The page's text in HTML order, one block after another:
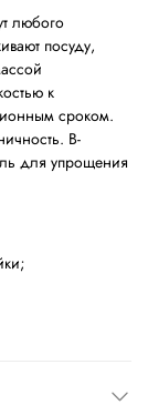
любого
посуду,
к
сроком.
В-
для упрощения